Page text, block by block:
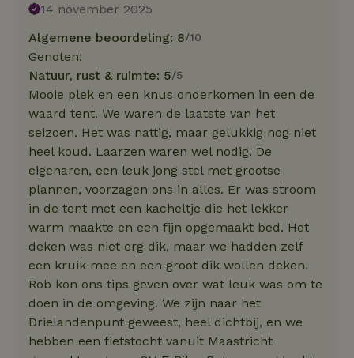
14 november 2025
Algemene beoordeling: 8/10
Genoten!
Natuur, rust & ruimte: 5/5
Mooie plek en een knus onderkomen in een de
waard tent. We waren de laatste van het
seizoen. Het was nattig, maar gelukkig nog niet
heel koud. Laarzen waren wel nodig. De
eigenaren, een leuk jong stel met grootse
plannen, voorzagen ons in alles. Er was stroom
in de tent met een kacheltje die het lekker
warm maakte en een fijn opgemaakt bed. Het
deken was niet erg dik, maar we hadden zelf
een kruik mee en een groot dik wollen deken.
Rob kon ons tips geven over wat leuk was om te
doen in de omgeving. We zijn naar het
Drielandenpunt geweest, heel dichtbij, en we
hebben een fietstocht vanuit Maastricht